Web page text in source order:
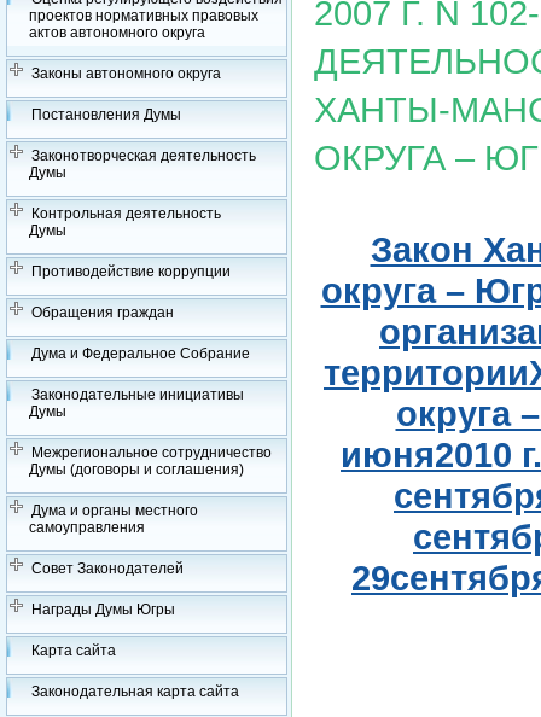
проектов нормативных правовых
актов автономного округа
Законы автономного округа
Постановления Думы
Законотворческая деятельность
Думы
Контрольная деятельность
Думы
Противодействие коррупции
Обращения граждан
Дума и Федеральное Собрание
Законодательные инициативы
Думы
Межрегиональное сотрудничество
Думы (договоры и соглашения)
Дума и органы местного
самоуправления
Совет Законодателей
Награды Думы Югры
Карта сайта
Законодательная карта сайта
2007 Г. N
ХАНТЫ-
ОКРУГА –
Закон
округа –
округа
июня2010